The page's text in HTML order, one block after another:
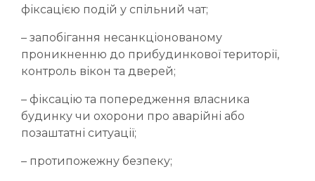
фіксацією подій у спільний чат;
– запобігання несанкціонованому
проникненню до прибудинкової території,
контроль вікон та дверей;
– фіксацію та попередження власника
будинку чи охорони про аварійні або
позаштатні ситуації;
– протипожежну безпеку;